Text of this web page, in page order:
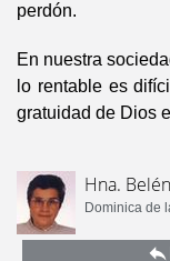
perdón.
En nuestra
lo rentable es
gratuidad de Dios
Hna.
Dominica de